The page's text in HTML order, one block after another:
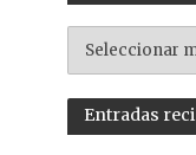
ANTERIORES
Entradas